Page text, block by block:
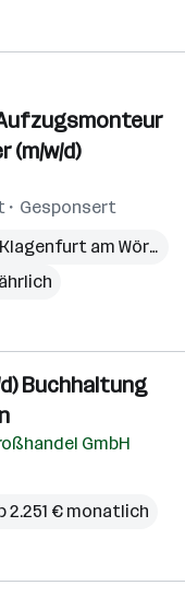
(m/w/d)
Gesponsert
Klagenfurt am Wörthersee
Buchhaltung
GmbH
2.251 € monatlich